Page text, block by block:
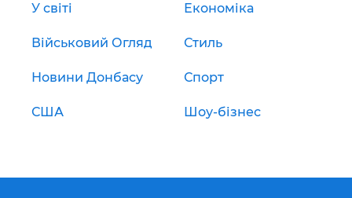
У світі Економіка
Військовий Огляд Стиль
Новини Донбасу Спорт
США Шоу-бізнес